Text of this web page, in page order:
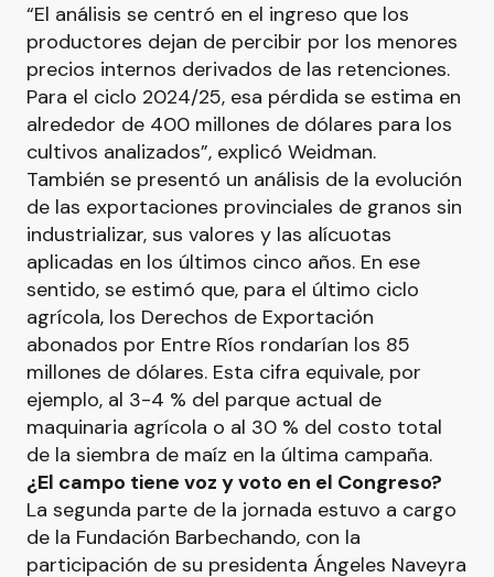
“El análisis se centró en el ingreso que los
productores dejan de percibir por los menores
precios internos derivados de las retenciones.
Para el ciclo 2024/25, esa pérdida se estima en
alrededor de 400 millones de dólares para los
cultivos analizados”, explicó Weidman.
También se presentó un análisis de la evolución
de las exportaciones provinciales de granos sin
industrializar, sus valores y las alícuotas
aplicadas en los últimos cinco años. En ese
sentido, se estimó que, para el último ciclo
agrícola, los Derechos de Exportación
abonados por Entre Ríos rondarían los 85
millones de dólares. Esta cifra equivale, por
ejemplo, al 3-4 % del parque actual de
maquinaria agrícola o al 30 % del costo total
de la siembra de maíz en la última campaña.
¿El campo tiene voz y voto en el Congreso?
La segunda parte de la jornada estuvo a cargo
de la Fundación Barbechando, con la
participación de su presidenta Ángeles Naveyra